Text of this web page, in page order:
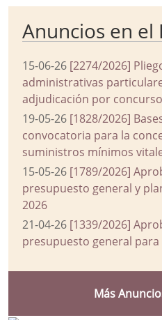
Anuncios en el
15-06-26 [2274/2026]
administrativas
adjudicación por
19-05-26 [1828/2026]
convocatoria para la
suministros mínimos
15-05-26 [1789/2026]
presupuesto general y
2026
21-04-26 [1339/2026]
presupuesto general para
Más